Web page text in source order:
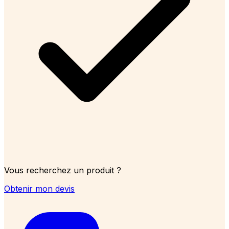
Vous recherchez un produit ?
Obtenir mon devis